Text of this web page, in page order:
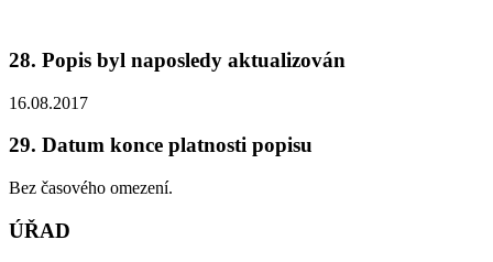
28. Popis byl naposledy aktualizován
16.08.2017
29. Datum konce platnosti popisu
Bez časového omezení.
ÚŘAD